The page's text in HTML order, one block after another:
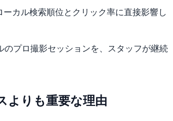
カル検索順位とクリック率に直接影響し
プロ撮影セッションを、スタッフが継続
よりも重要な理由